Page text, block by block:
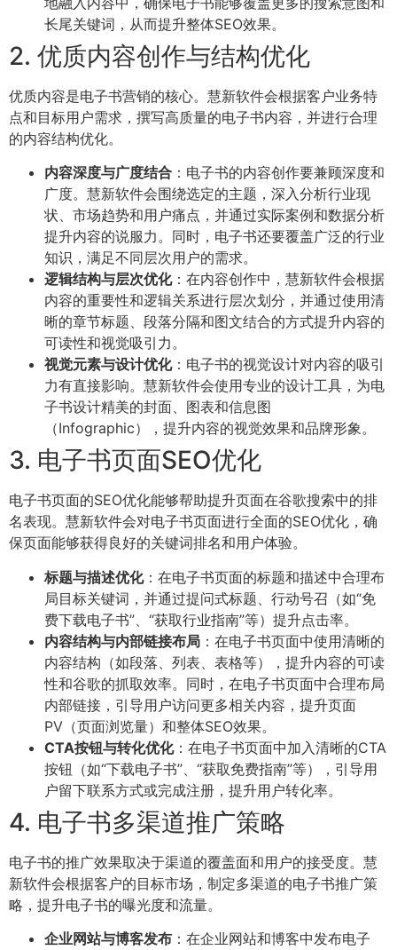
长尾关键词，从而提升整体SEO效果。
2. 优质内容创作与结构优化
优质内容是电子书营销的核心。慧新软件会根据客户业务特
点和目标用户需求，撰写高质量的电子书内容，并进行合理
的内容结构优化。
内容深度与广度结合 ：电子书的内容创作要兼顾深度和
广度。慧新软件会围绕选定的主题，深入分析行业现
状、市场趋势和用户痛点，并通过实际案例和数据分析
提升内容的说服力。同时，电子书还要覆盖广泛的行业
知识，满足不同层次用户的需求。
逻辑结构与层次优化：在内容创作中，慧新软件会根据
内容的重要性和逻辑关系进行层次划分，并通过使用清
晰的章节标题、段落分隔和图文结合的方式提升内容的
可读性和视觉吸引力。
视觉元素与设计优化：电子书的视觉设计对内容的吸引
力有直接影响。慧新软件会使用专业的设计工具，为电
子书设计精美的封面、图表和信息图
（Infographic），提升内容的视觉效果和品牌形象。
3. 电子书页面SEO优化
电子书页面的SEO优化能够帮助提升页面在谷歌搜索中的排
名表现。慧新软件会对电子书页面进行全面的SEO优化，确
保页面能够获得良好的关键词排名和用户体验。
标题与描述优化：在电子书页面的标题和描述中合理布
局目标关键词，并通过提问式标题、行动号召（如“免
费下载电子书”、“获取行业指南”等）提升点击率。
内容结构与内部链接布局 ：在电子书页面中使用清晰的
内容结构（如段落、列表、表格等），提升内容的可读
性和谷歌的抓取效率。同时，在电子书页面中合理布局
内部链接，引导用户访问更多相关内容，提升页面
PV（页面浏览量）和整体SEO效果。
CTA按钮与转化优化：在电子书页面中加入清晰的CTA
按钮（如“下载电子书”、“获取免费指南”等），引导用
户留下联系方式或完成注册，提升用户转化率。
4. 电子书多渠道推广策略
电子书的推广效果取决于渠道的覆盖面和用户的接受度。慧
新软件会根据客户的目标市场，制定多渠道的电子书推广策
略，提升电子书的曝光度和流量。
企业网站与博客发布 ：在企业网站和博客中发布电子